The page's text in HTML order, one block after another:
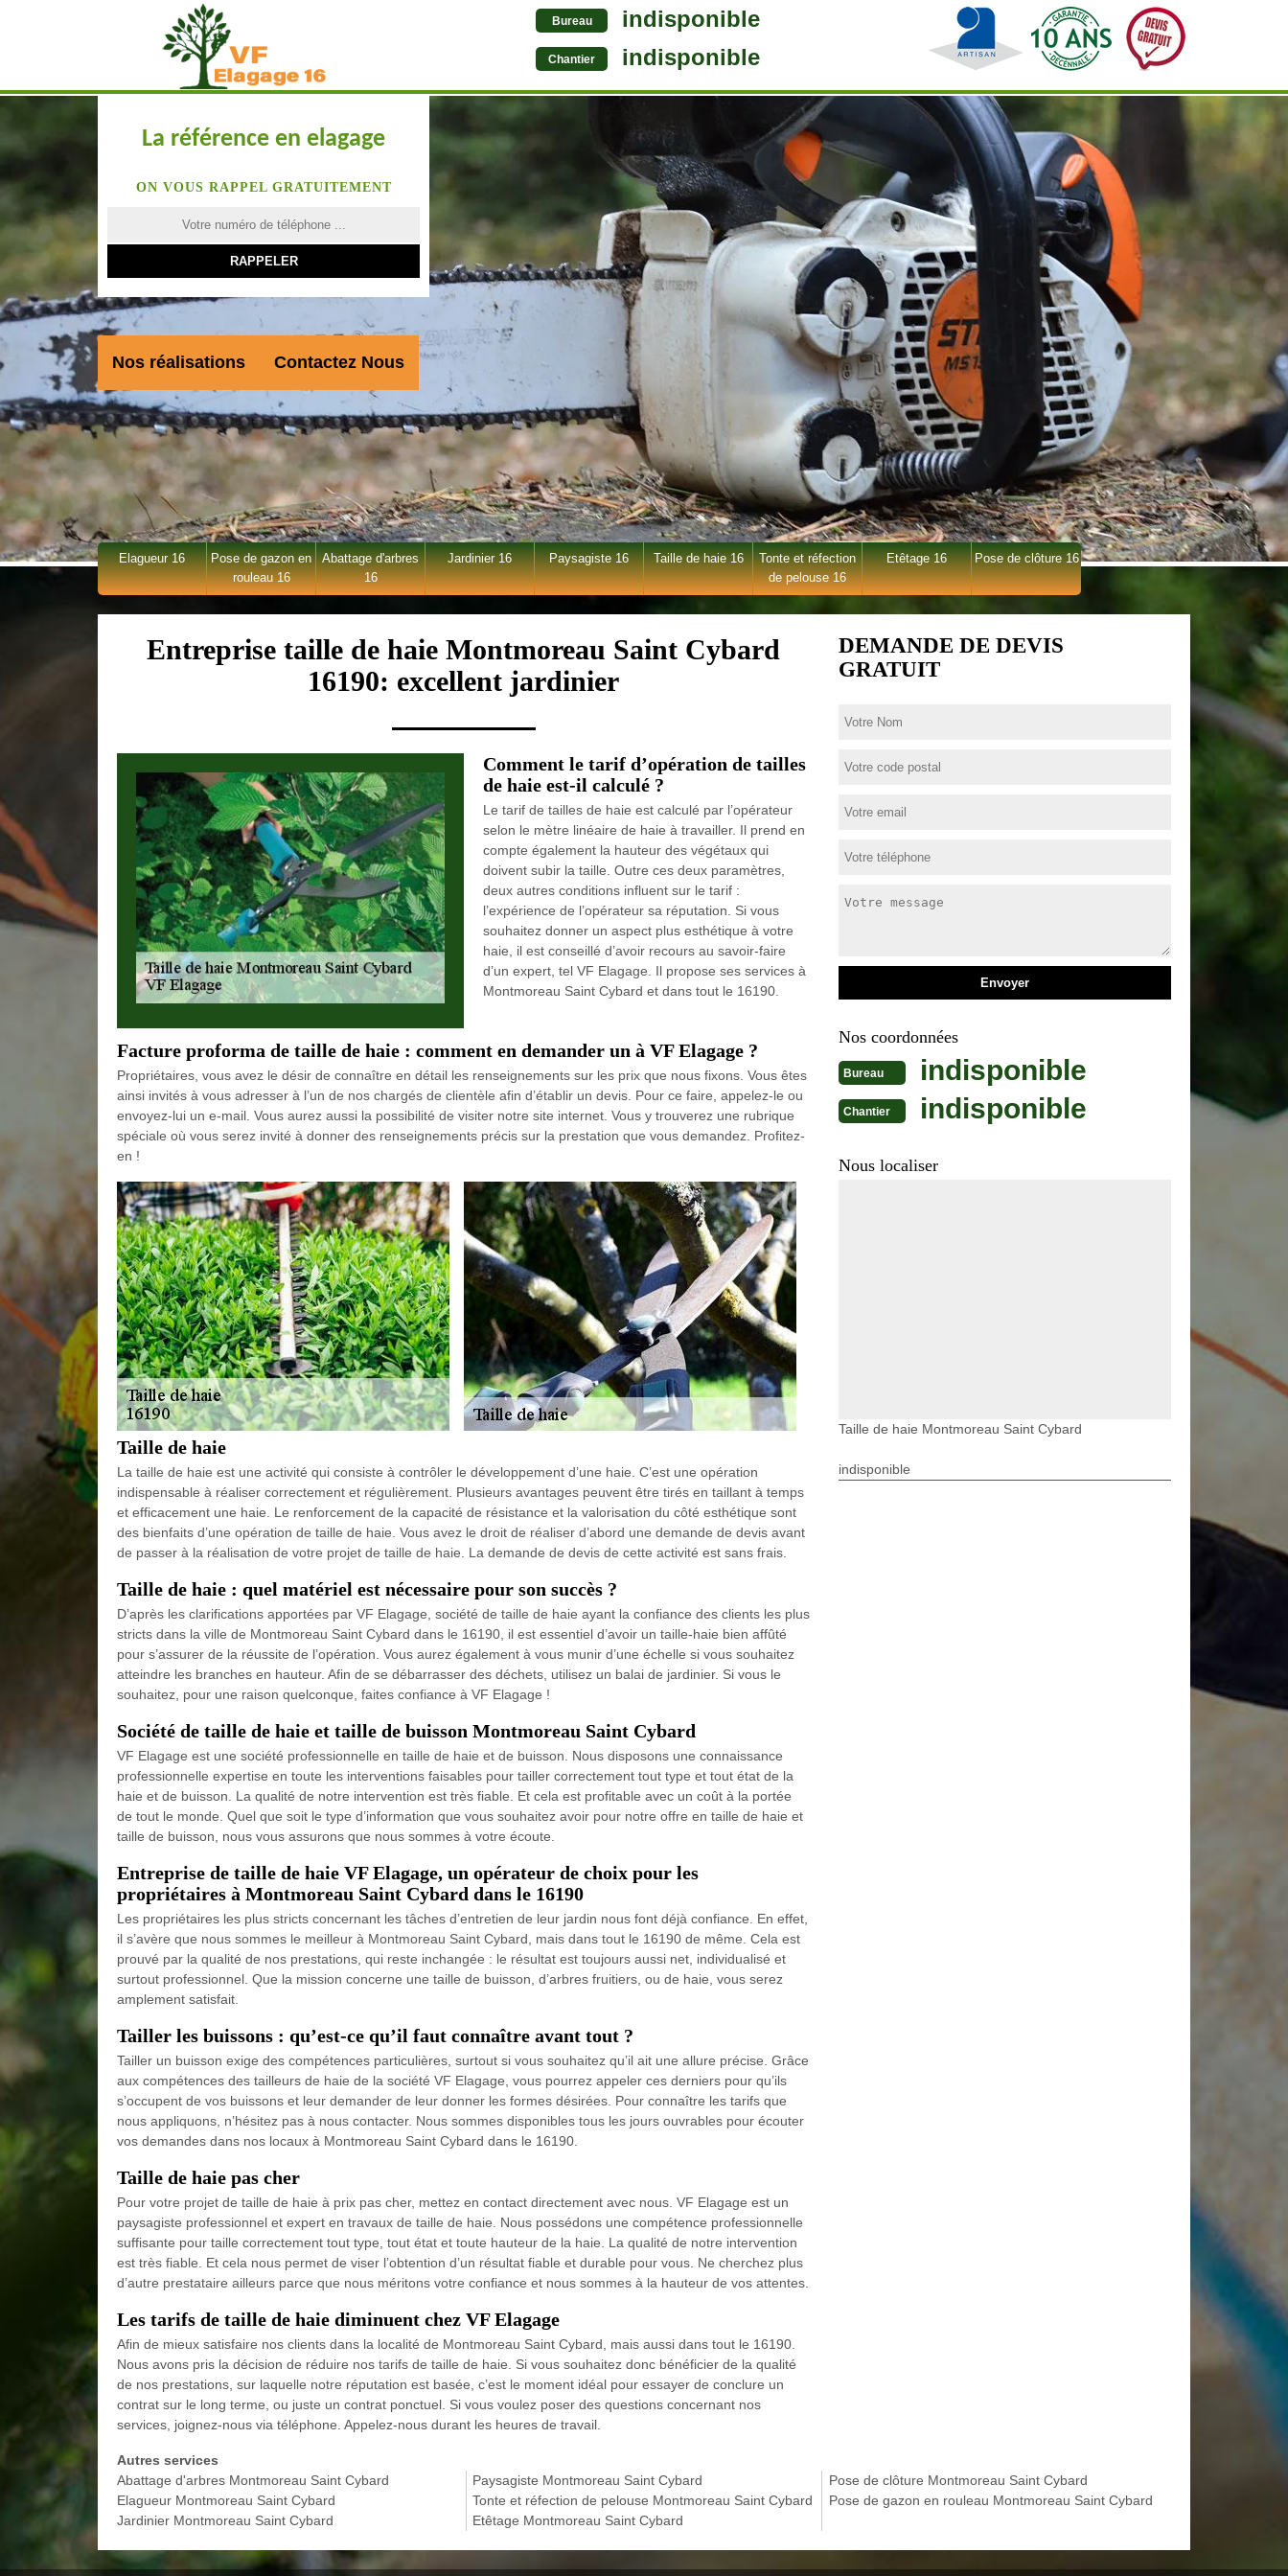
Bureau indisponible
Chantier indisponible
La référence en elagage
ON VOUS RAPPEL GRATUITEMENT
Nos réalisations Contactez Nous
Elagueur 16
Pose de gazon en
rouleau 16
Abattage d'arbres
16
Jardinier 16 Paysagiste 16 Taille de haie 16
Tonte et réfection
de pelouse 16
Etêtage 16 Pose de clôture 16
Entreprise taille de haie Montmoreau Saint Cybard
16190: excellent jardinier
Comment le tarif d’opération de tailles
de haie est-il calculé ?
Le tarif de tailles de haie est calculé par l’opérateur
selon le mètre linéaire de haie à travailler. Il prend en
compte également la hauteur des végétaux qui
doivent subir la taille. Outre ces deux paramètres,
deux autres conditions influent sur le tarif :
l’expérience de l’opérateur sa réputation. Si vous
souhaitez donner un aspect plus esthétique à votre
haie, il est conseillé d’avoir recours au savoir-faire
d’un expert, tel VF Elagage. Il propose ses services à
Montmoreau Saint Cybard et dans tout le 16190.
Facture proforma de taille de haie : comment en demander un à VF Elagage ?
Propriétaires, vous avez le désir de connaître en détail les renseignements sur les prix que nous fixons. Vous êtes
ainsi invités à vous adresser à l’un de nos chargés de clientèle afin d’établir un devis. Pour ce faire, appelez-le ou
envoyez-lui un e-mail. Vous aurez aussi la possibilité de visiter notre site internet. Vous y trouverez une rubrique
spéciale où vous serez invité à donner des renseignements précis sur la prestation que vous demandez. Profitez-
en !
Taille de haie
La taille de haie est une activité qui consiste à contrôler le développement d’une haie. C’est une opération
indispensable à réaliser correctement et régulièrement. Plusieurs avantages peuvent être tirés en taillant à temps
et efficacement une haie. Le renforcement de la capacité de résistance et la valorisation du côté esthétique sont
des bienfaits d’une opération de taille de haie. Vous avez le droit de réaliser d’abord une demande de devis avant
de passer à la réalisation de votre projet de taille de haie. La demande de devis de cette activité est sans frais.
Taille de haie : quel matériel est nécessaire pour son succès ?
D’après les clarifications apportées par VF Elagage, société de taille de haie ayant la confiance des clients les plus
stricts dans la ville de Montmoreau Saint Cybard dans le 16190, il est essentiel d’avoir un taille-haie bien affûté
pour s’assurer de la réussite de l’opération. Vous aurez également à vous munir d’une échelle si vous souhaitez
atteindre les branches en hauteur. Afin de se débarrasser des déchets, utilisez un balai de jardinier. Si vous le
souhaitez, pour une raison quelconque, faites confiance à VF Elagage !
Société de taille de haie et taille de buisson Montmoreau Saint Cybard
VF Elagage est une société professionnelle en taille de haie et de buisson. Nous disposons une connaissance
professionnelle expertise en toute les interventions faisables pour tailler correctement tout type et tout état de la
haie et de buisson. La qualité de notre intervention est très fiable. Et cela est profitable avec un coût à la portée
de tout le monde. Quel que soit le type d’information que vous souhaitez avoir pour notre offre en taille de haie et
taille de buisson, nous vous assurons que nous sommes à votre écoute.
Entreprise de taille de haie VF Elagage, un opérateur de choix pour les
propriétaires à Montmoreau Saint Cybard dans le 16190
Les propriétaires les plus stricts concernant les tâches d’entretien de leur jardin nous font déjà confiance. En effet,
il s’avère que nous sommes le meilleur à Montmoreau Saint Cybard, mais dans tout le 16190 de même. Cela est
prouvé par la qualité de nos prestations, qui reste inchangée : le résultat est toujours aussi net, individualisé et
surtout professionnel. Que la mission concerne une taille de buisson, d’arbres fruitiers, ou de haie, vous serez
amplement satisfait.
Tailler les buissons : qu’est-ce qu’il faut connaître avant tout ?
Tailler un buisson exige des compétences particulières, surtout si vous souhaitez qu’il ait une allure précise. Grâce
aux compétences des tailleurs de haie de la société VF Elagage, vous pourrez appeler ces derniers pour qu’ils
s’occupent de vos buissons et leur demander de leur donner les formes désirées. Pour connaître les tarifs que
nous appliquons, n’hésitez pas à nous contacter. Nous sommes disponibles tous les jours ouvrables pour écouter
vos demandes dans nos locaux à Montmoreau Saint Cybard dans le 16190.
Taille de haie pas cher
Pour votre projet de taille de haie à prix pas cher, mettez en contact directement avec nous. VF Elagage est un
paysagiste professionnel et expert en travaux de taille de haie. Nous possédons une compétence professionnelle
suffisante pour taille correctement tout type, tout état et toute hauteur de la haie. La qualité de notre intervention
est très fiable. Et cela nous permet de viser l’obtention d’un résultat fiable et durable pour vous. Ne cherchez plus
d’autre prestataire ailleurs parce que nous méritons votre confiance et nous sommes à la hauteur de vos attentes.
Les tarifs de taille de haie diminuent chez VF Elagage
Afin de mieux satisfaire nos clients dans la localité de Montmoreau Saint Cybard, mais aussi dans tout le 16190.
Nous avons pris la décision de réduire nos tarifs de taille de haie. Si vous souhaitez donc bénéficier de la qualité
de nos prestations, sur laquelle notre réputation est basée, c’est le moment idéal pour essayer de conclure un
contrat sur le long terme, ou juste un contrat ponctuel. Si vous voulez poser des questions concernant nos
services, joignez-nous via téléphone. Appelez-nous durant les heures de travail.
DEMANDE DE DEVIS
GRATUIT
Nos coordonnées
Bureau indisponible
Chantier indisponible
Nous localiser
Taille de haie Montmoreau Saint Cybard
indisponible
Autres services
Abattage d'arbres Montmoreau Saint Cybard
Elagueur Montmoreau Saint Cybard
Jardinier Montmoreau Saint Cybard
Paysagiste Montmoreau Saint Cybard
Tonte et réfection de pelouse Montmoreau Saint Cybard
Etêtage Montmoreau Saint Cybard
Pose de clôture Montmoreau Saint Cybard
Pose de gazon en rouleau Montmoreau Saint Cybard